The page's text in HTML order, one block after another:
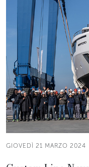
GIOVEDÌ 21 MARZO 2024